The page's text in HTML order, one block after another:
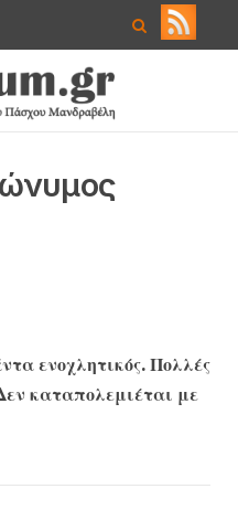
ενοχλητικός. Πολλές
καταπολεμιέται με